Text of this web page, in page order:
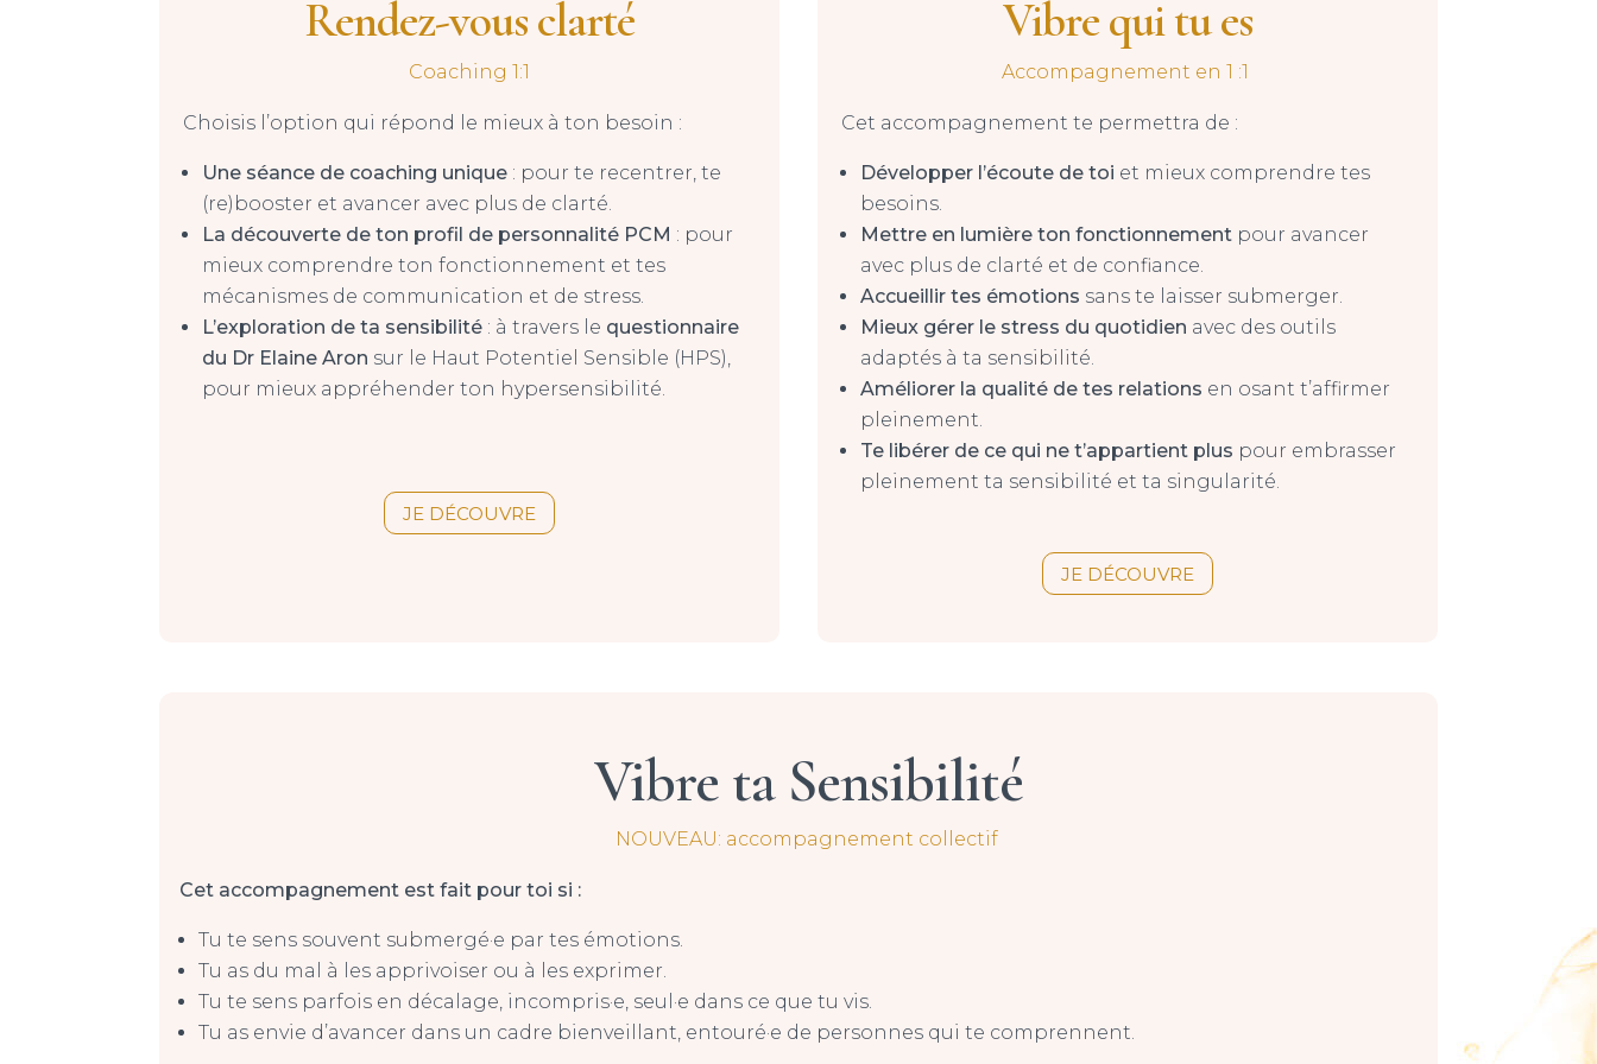
Rendez-vous clarté
Coaching 1:1
Choisis l’option qui répond le mieux à ton besoin :
Une séance de coaching unique : pour te recentrer, te
(re)booster et avancer avec plus de clarté.
La découverte de ton profil de personnalité PCM : pour
mieux comprendre ton fonctionnement et tes
mécanismes de communication et de stress.
L’exploration de ta sensibilité : à travers le questionnaire
du Dr Elaine Aron sur le Haut Potentiel Sensible (HPS),
pour mieux appréhender ton hypersensibilité.
JE DÉCOUVRE
Vibre qui tu es
Accompagnement en 1 :1
Cet accompagnement te permettra de :
Développer l’écoute de toi et mieux comprendre tes
besoins.
Mettre en lumière ton fonctionnement pour avancer
avec plus de clarté et de confiance.
Accueillir tes émotions sans te laisser submerger.
Mieux gérer le stress du quotidien avec des outils
adaptés à ta sensibilité.
Améliorer la qualité de tes relations en osant t’affirmer
pleinement.
Te libérer de ce qui ne t’appartient plus pour embrasser
pleinement ta sensibilité et ta singularité.
JE DÉCOUVRE
Vibre ta Sensibilité
NOUVEAU: accompagnement collectif
Cet accompagnement est fait pour toi si :
Tu te sens souvent submergé·e par tes émotions.
Tu as du mal à les apprivoiser ou à les exprimer.
Tu te sens parfois en décalage, incompris·e, seul·e dans ce que tu vis.
Tu as envie d’avancer dans un cadre bienveillant, entouré·e de personnes qui te comprennent.